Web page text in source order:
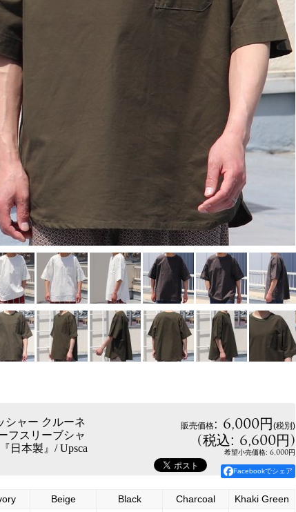
シャー クルーネ
フスリーブシャ
日本製』/ Upsca
販売価格: 6,000円(税別)
(税込: 6,600円)
希望小売価格: 6,000円
Facebookでシェア
Beige Black Charcoal Khaki Green